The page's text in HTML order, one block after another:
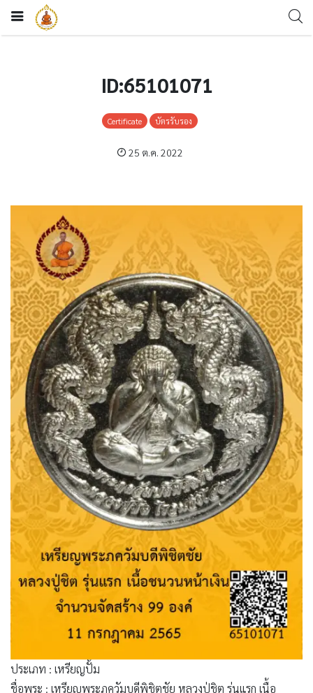
ID:65101071
Certificate บัตรรับรอง
25 ต.ค. 2022
ประเภท : เหรียญปั้ม
ชื่อพระ : เหรียญพระภควัมบดีพิชิตชัย หลวงปู่ชิต รุ่นแรก เนื้อ